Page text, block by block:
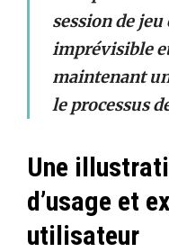
session de
imprévisible
maintenant
le processus
Une
d’usage et
utilisateur